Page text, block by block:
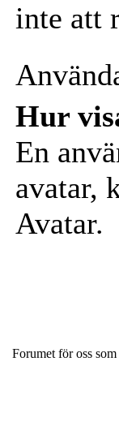
inte att
Hur
En
avatar,
Avatar.
Forumet för oss